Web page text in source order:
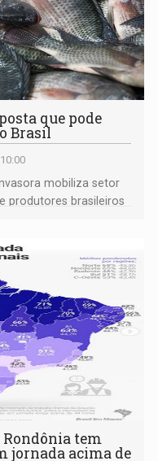
que pode
Brasil
mobiliza setor
produtores brasileiros
Rondônia tem
jornada acima de